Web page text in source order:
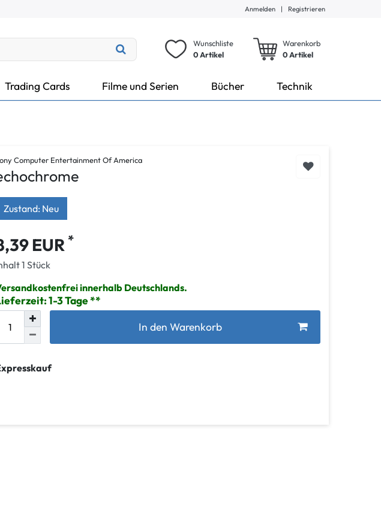
Anmelden | Registrieren
Wunschliste
0 Artikel
Warenkorb
0Artikel
Trading Cards Filme und Serien Bücher Technik
Computer Entertainment Of America
Zustand: Neu
EUR *
1 Stück
innerhalb Deutschlands.
1-3 Tage
In den Warenkorb